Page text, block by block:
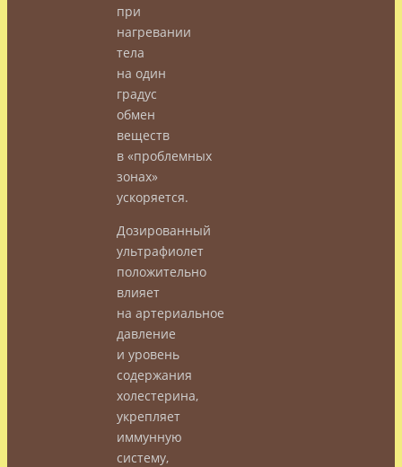
при
нагревании
тела
на один
градус
обмен
веществ
в «проблемных
зонах»
ускоряется.
Дозированный
ультрафиолет
положительно
влияет
на артериальное
давление
и уровень
содержания
холестерина,
укрепляет
иммунную
систему,